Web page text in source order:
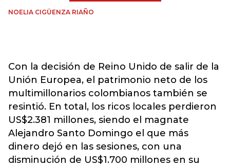
NOELIA CIGÜENZA RIAÑO
Con la decisión de Reino Unido de salir de la
Unión Europea, el patrimonio neto de los
multimillonarios colombianos también se
resintió. En total, los ricos locales perdieron
US$2.381 millones, siendo el magnate
Alejandro Santo Domingo el que más
dinero dejó en las sesiones, con una
disminución de US$1.700 millones en su